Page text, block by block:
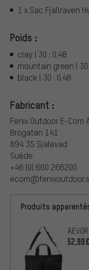
1 x Sac Fjällräven
Poids :
clay | 30 : 0.48
mountain green | 30
black | 30 : 0.48
Fabricant :
Fenix Outdoor E-Com
Brogatan 141
894 35 Själevad
Suède
+46 (0) 660 266200
Produits
52,99€